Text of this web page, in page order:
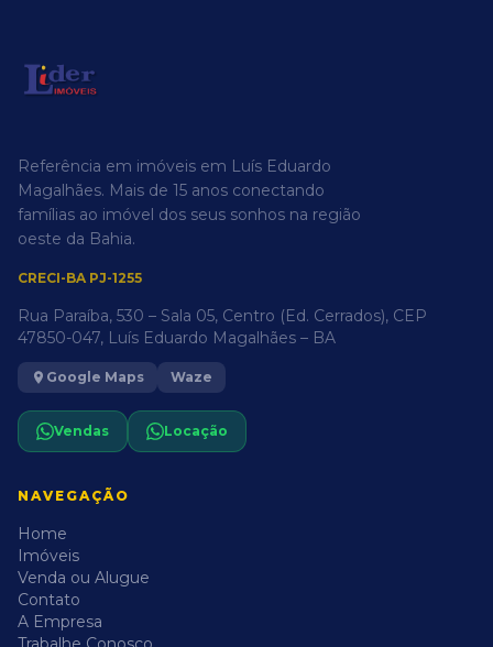
Referência em imóveis em Luís Eduardo
Magalhães. Mais de 15 anos conectando
famílias ao imóvel dos seus sonhos na região
oeste da Bahia.
CRECI-BA PJ-1255
Rua Paraíba, 530 – Sala 05, Centro (Ed. Cerrados), CEP
47850-047, Luís Eduardo Magalhães – BA
Google Maps Waze
Vendas Locação
NAVEGAÇÃO
Home
Imóveis
Venda ou Alugue
Contato
A Empresa